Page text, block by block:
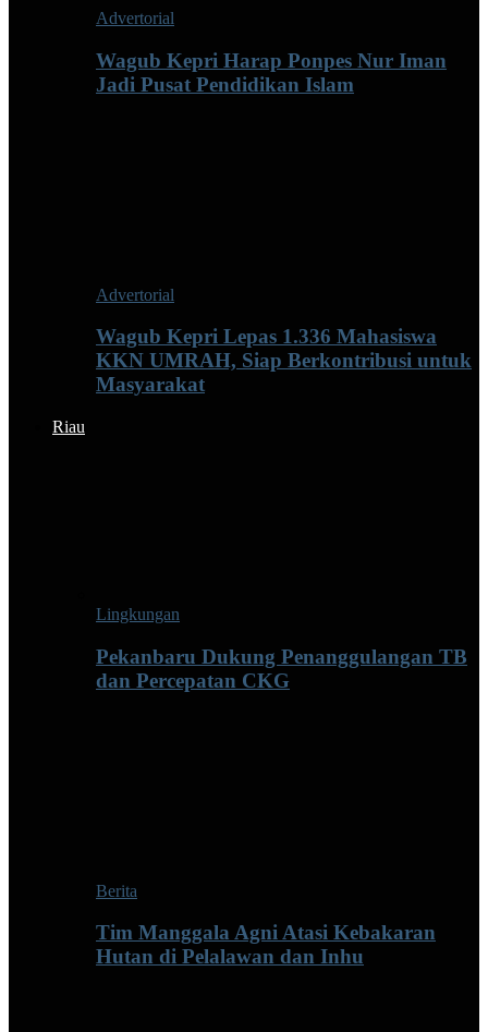
Advertorial
Wagub Kepri Harap Ponpes Nur Iman
Jadi Pusat Pendidikan Islam
Advertorial
Wagub Kepri Lepas 1.336 Mahasiswa
KKN UMRAH, Siap Berkontribusi untuk
Masyarakat
Riau
Lingkungan
Pekanbaru Dukung Penanggulangan TB
dan Percepatan CKG
Berita
Tim Manggala Agni Atasi Kebakaran
Hutan di Pelalawan dan Inhu